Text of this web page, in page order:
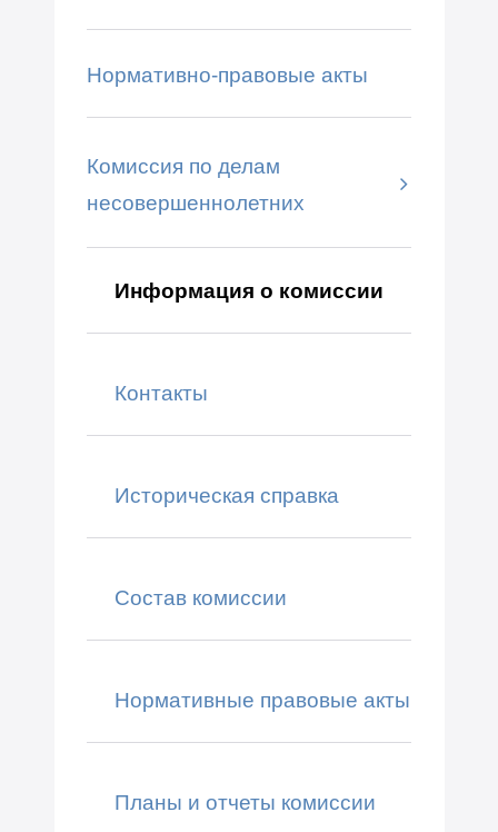
Нормативно-правовые акты
Комиссия по делам
несовершеннолетних
Информация о комиссии
Контакты
Историческая справка
Состав комиссии
Нормативные правовые акты
Планы и отчеты комиссии